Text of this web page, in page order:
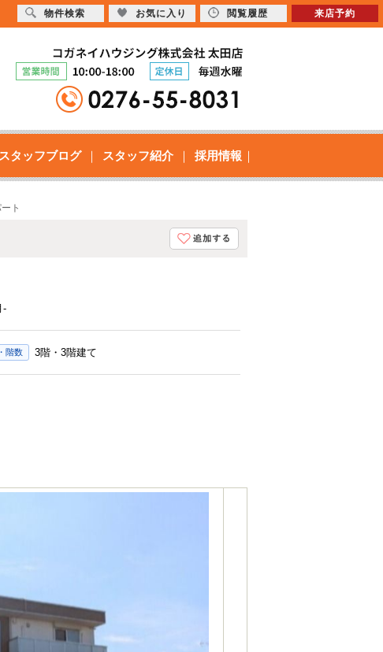
スタッフブログ スタッフ紹介 採用情報
ト
-
階数 3階・3階建て
物件検索 お気に入り 閲覧履歴 来店予約